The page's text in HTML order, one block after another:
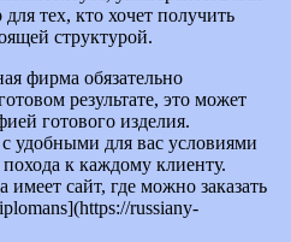
тех, кто хочет получить
структурой.
фирма обязательно
результате, это может
готового изделия.
удобными для вас условиями
к каждому клиенту.
имеет сайт, где можно заказать
russiany-